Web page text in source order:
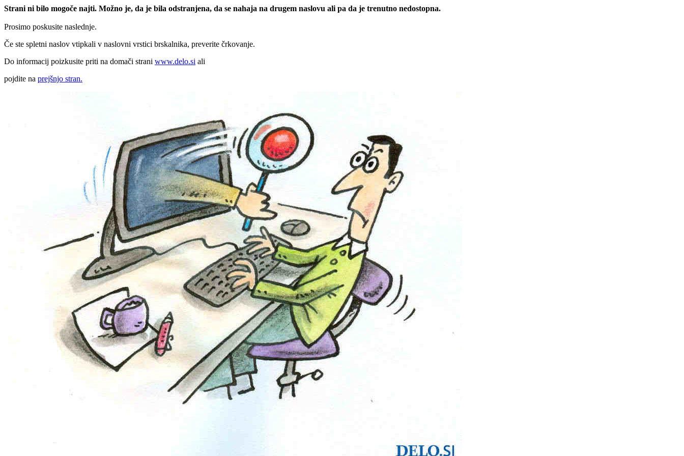
Strani ni bilo mogoče najti. Možno je, da je bila odstranjena, da se nahaja na drugem naslovu ali pa da je trenutno nedostopna.
Prosimo poskusite naslednje.
Če ste spletni naslov vtipkali v naslovni vrstici brskalnika, preverite črkovanje.
Do informacij poizkusite priti na domači strani www.delo.si ali
pojdite na prejšnjo stran.